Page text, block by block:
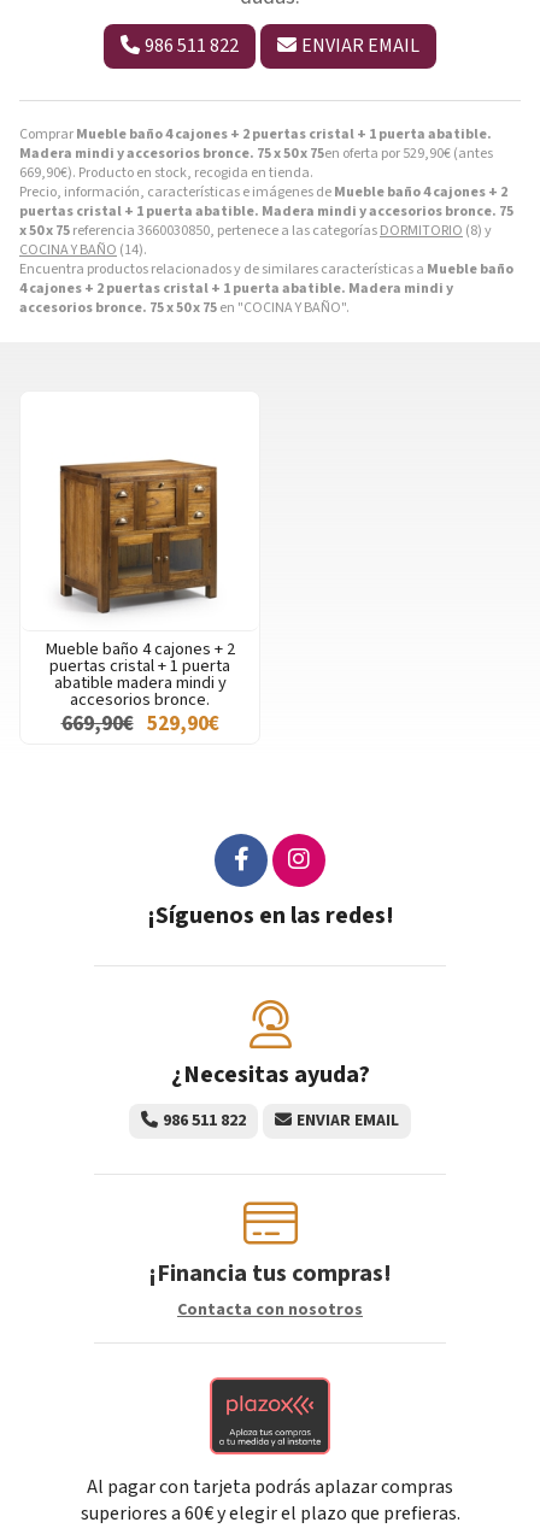
ComprarMueble baño 4 cajones + 2 puertas cristal + 1 puerta abatible.
Madera mindi y accesorios bronce. 75 x 50 x 75en oferta por529,90€(antes
669,90€). Producto en stock, recogida en tienda.
Precio, información, características e imágenes deMueble baño 4 cajones + 2
puertas cristal + 1 puerta abatible. Madera mindi y accesorios bronce. 75
x 50 x 75referencia 3660030850, pertenece a las categoríasDORMITORIO (8) y
COCINA Y BAÑO (14).
Encuentra productos relacionados y de similares características a Mueble baño
4 cajones + 2 puertas cristal + 1 puerta abatible. Madera mindi y
accesorios bronce. 75 x 50 x 75en "COCINA Y BAÑO".
986 511 822 ENVIAR EMAIL
Mueble baño 4 cajones + 2
puertas cristal + 1 puerta
abatible madera mindi y
accesorios bronce.
669,90€ 529,90€
¡Síguenos en las redes!
¿Necesitas ayuda?
986 511 822 ENVIAR EMAIL
¡Financia tus compras!
Contacta con nosotros
Al pagar con tarjeta podrás aplazar compras
superiores a 60€ y elegir el plazo que prefieras.